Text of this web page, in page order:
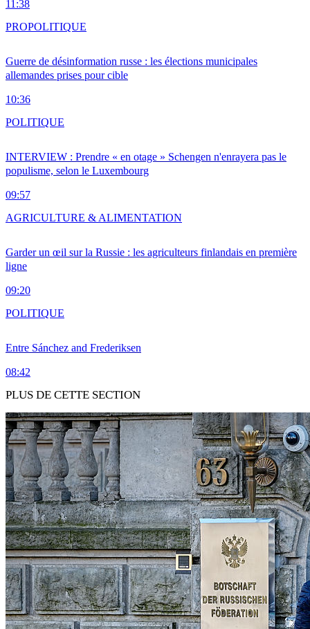
11:38
Guerre de désinformation russe : les élections municipales
allemandes prises pour cible
10:36
PROPOLITIQUE
INTERVIEW : Prendre « en otage » Schengen n'enrayera pas le
populisme, selon le Luxembourg
09:57
POLITIQUE
Garder un œil sur la Russie : les agriculteurs finlandais en première
ligne
09:20
AGRICULTURE & ALIMENTATION
Entre Sánchez and Frederiksen
08:42
POLITIQUE
PLUS DE CETTE SECTION